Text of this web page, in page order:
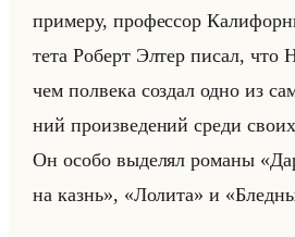
при­ме­ру, про­фес­сор
те­та Ро­берт Элтер писал, что
чем пол­ве­ка со­здал одно из
ний про­из­ве­де­ний среди
Он особо вы­де­лял ро­ма­ны
на казнь», «Лолита» и